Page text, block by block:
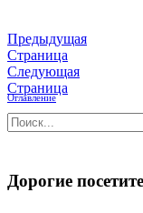
Предыдущая
Страница
Следующая
Страница
Оглавление
Дорогие